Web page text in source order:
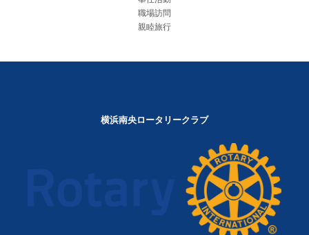
職場訪問
親睦旅行
横浜南央ロータリークラブ